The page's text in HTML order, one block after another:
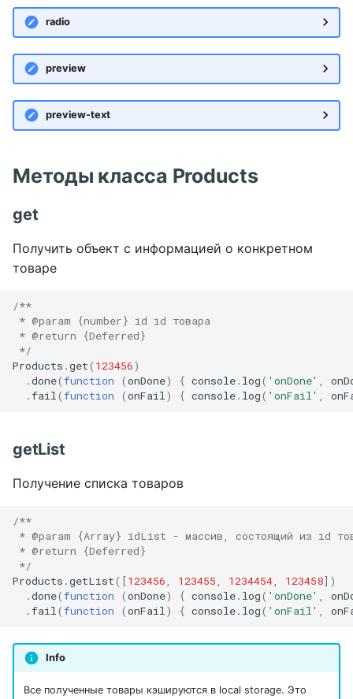
radio
preview
preview-text
Методы класса Products
get
Получить объект с информацией о конкретном
товаре
/**
* @param {number} id id товара
* @return {Deferred}
*/
Products .get( 123456)
.done(function (onDone) { console. log( 'onDone' ,
.fail(function (onFail) { console. log( 'onFail' ,
getList
Получение списка товаров
/**
* @param {Array} idList - массив, состоящий из id
* @return {Deferred}
*/
Products .getList([123456, 123455, 1234454, 123458])
.done(function (onDone) { console. log( 'onDone' ,
.fail(function (onFail) { console. log( 'onFail' ,
Info
Все полученные товары кэшируются в local storage. Это